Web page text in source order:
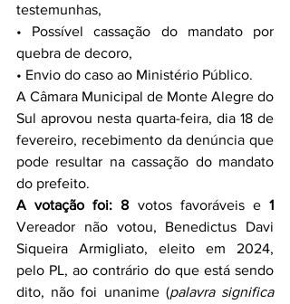
testemunhas,
• Possível cassação do mandato por
quebra de decoro,
• Envio do caso ao Ministério Público.
A Câmara Municipal de Monte Alegre do
Sul aprovou nesta quarta-feira, dia 18 de
fevereiro, recebimento da denúncia que
pode resultar na cassação do mandato
do prefeito.
A votação foi: 8 votos favoráveis e 1
Vereador não votou, Benedictus Davi
Siqueira Armigliato, eleito em 2024,
pelo PL, ao contrário do que está sendo
dito, não foi unanime (palavra significa